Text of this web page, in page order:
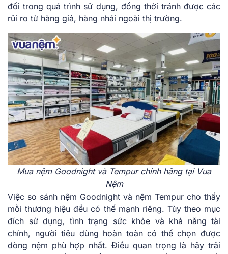
đối trong quá trình sử dụng, đồng thời tránh được các
rủi ro từ hàng giả, hàng nhái ngoài thị trường.
Mua nệm Goodnight và Tempur chính hãng tại Vua
Nệm
Việc so sánh nệm Goodnight và nệm Tempur cho thấy
mỗi thương hiệu đều có thế mạnh riêng. Tùy theo mục
đích sử dụng, tình trạng sức khỏe và khả năng tài
chính, người tiêu dùng hoàn toàn có thể chọn được
dòng nệm phù hợp nhất. Điều quan trọng là hãy trải